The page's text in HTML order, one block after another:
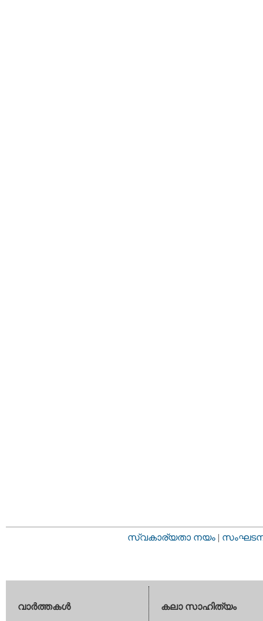
സ്വകാര്യതാ നയം |
വാര്‍ത്തകള്‍
കലാ സാഹിത്യം